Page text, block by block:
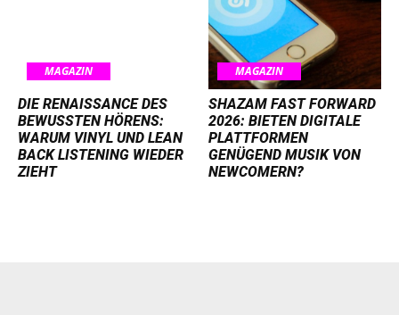
MAGAZIN
DIE RENAISSANCE DES
BEWUSSTEN HÖRENS:
WARUM VINYL UND LEAN
BACK LISTENING WIEDER
ZIEHT
MAGAZIN
SHAZAM FAST FORWARD
2026: BIETEN DIGITALE
PLATTFORMEN
GENÜGEND MUSIK VON
NEWCOMERN?